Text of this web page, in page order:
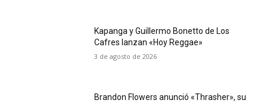
Kapanga y Guillermo Bonetto de Los
Cafres lanzan «Hoy Reggae»
3 de agosto de 2026
Brandon Flowers anunció «Thrasher», su